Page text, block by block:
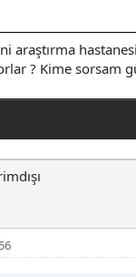
araştırma
? Kime sorsam